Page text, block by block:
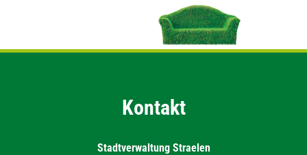
Kontakt
Stadtverwaltung Straelen